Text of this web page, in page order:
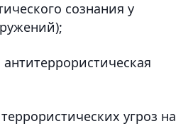
сознания у
угроз на